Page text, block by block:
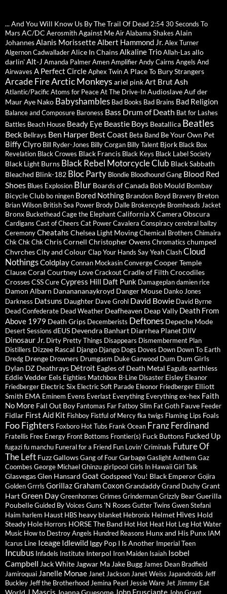
... And You Will Know Us By The Trail Of Dead 2:5430 Seconds To
Mars AC/DC AerosmithAgainst MeAirAlabama Shakes Alain
JohannesAlanis MorissetteAlbert Hammond Jr.Alex Turner
Algernon CadwalladerAlice In ChainsAlkaline TrioAllah-Las allo
darlin'Alt-J Amanda PalmerAmenAmplifierAndy Cairns Angels And
Airwaves A Perfect CircleAphex TwinA Place To Bury Strangers
Arcade FireArctic Monkeys ariel pinkArt Brut Ash
Atlantic/PacificAtoms for PeaceAt The Drive-InAudioslaveAuf der
MaurAye Nako Babyshambles Bad Books Bad Brains Bad Religion
Balance and Composure Baroness Bass Drum of Death Bat for Lashes
Battles Beach House Beady Eye Beastie Boys Beatallica Beatles
Beck Bellrays Ben Harper Best Coast Beta Band Be Your Own Pet
Biffy Clyro Bill Ryder-Jones Billy Corgan Billy Talent Bjork Black Box
Revelation Black Crowes Black Francis Black Keys Black Label Society
Black Light Burns Black Rebel Motorcycle Club Black Sabbath
Bleached Blink-182 Bloc Party Blondie Bloodhound Gang Blood Red
Shoes Blues Explosion Blur Boards of Canada Bob Mould Bombay
Bicycle Club bo ningen Bored Nothing Brandon Boyd Bravery Breton
Brian Wilson British Sea Power Brody Dalle Brokencyde Bromheads Jacket
Bronx BucketheadCage the ElephantCalifornia XCamera Obscura
Cardigans Cast of Cheers Cat PowerCavalera Conspiracycerebral ballzy
CeremonyCheatahs Chelsea Light MovingChemical Brothers Chimaira
Chk Chk ChkChris Cornell Christopher OwensChromatics chumped
ChvrchesCity and ColourClap Your Hands Say YeahClashCloud
NothingsColdplayConnan MockasinConvergeCooper Temple
ClauseCoral Courtney LoveCrackoutCradle of Filth Crocodiles
CrossesCSSCureCypress Hill Daft Punk Damageplandamien rice
Damon Albarn Dananananaykroyd Danger Mouse Danko Jones
Darkness Datsuns Daughter Dave Grohl David Bowie David Byrne
Dead Confederate Dead Weather Deafheaven Deap Vally Death From
Above 1979 Death Grips Decemberists Deftones Depeche Mode
Desert Sessions dEUS Devendra Banhart Diarrhea Planet DIIV
Dinosaur Jr. Dirty Pretty Things Disappears Dismemberment Plan
Distillers Dizzee Rascal Django Django Dogs Doves Down Down To Earth
Dredg Drenge Drowners Drumgasm Duke Garwood Dum Dum Girls
Dylan DZ Deathrays Détroit Eagles of Death Metal Eagulls earthless
Eddie Vedder Eels Eighties Matchbox B-Line Disaster Eisley Eleanor
Friedberger Electric Six Electric Soft Parade Eleonor Friedberger Elliott
Smith EMA Eminem Evens Everlast Everything Everythingex-hex Faith
No More Fall Out Boy Fantomas Far Fatboy Slim Fat Goth Fauve Feeder
Fidlar First Aid Kit Fishboy Fistful of Mercyfka twigs Flaming Lips Foals
Foo Fighters Foxboro Hot Tubs Frank Ocean Franz Ferdinand
Fratellis Free Energy Front Bottoms Frontier(s) Fuck Buttons Fucked Up
fugazifu manchu Funeral for a Friend Fun Lovin' Criminals Future Of
The Left FuzzGallowsGang of FourGarbageGaslight Anthem Gaz
Coombes George MichaelGhinzugirlpool Girls In HawaiiGirl Talk
GlasvegasGlen Hansard Goat Godspeed You! Black EmperorGojira
Golden Grrrls GorillazGraham CoxonGrandaddyGrand DuchyGrant
HartGreen DayGreenhornes Grimes GrindermanGrizzly BearGuerilla
PoubelleGuided By Voices Guns 'N RosesGutter Twins Gwen Stefani
Haim harlem Haust HBS heavy blanket Hebronix Helmet Hives Hold
Steady Hole Horrors HORSE The Band Hot Hot Heat Hot Leg Hot Water
Music How to Destroy Angels Hundred Reasons Hunx and His Punx IAM
Icarus Line Iceage Idlewild Iggy Pop I Is Another Imperial Teen
Incubus Infadels Institute Interpol Iron Maiden Isaïah Isobel
Campbell Jack White Jagwar Ma Jake Bugg James Dean Bradfield
Jamiroquai Janelle Monae Janet Jackson Janet Weiss Japandroids Jeff
Buckley Jeff the Brotherhood Jemina Pearl Jessie Ware Jet Jimmy Eat
World J Mascis Joanna Gruesome John Frusciante